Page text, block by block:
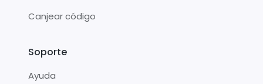
Canjear código
Soporte
Ayuda